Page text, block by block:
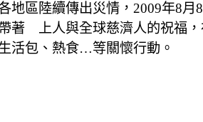
地區陸續傳出災情，2009年8月
著 上人與全球慈濟人的祝福
活包、熱食…等關懷行動。